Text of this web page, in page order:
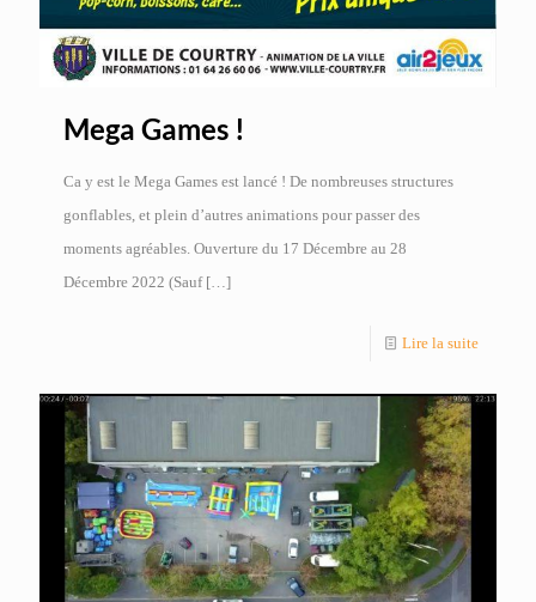
Mega Games !
Ca y est le Mega Games est lancé ! De nombreuses structures
gonflables, et plein d’autres animations pour passer des
moments agréables. Ouverture du 17 Décembre au 28
Décembre 2022 (Sauf[…]
Lire la suite